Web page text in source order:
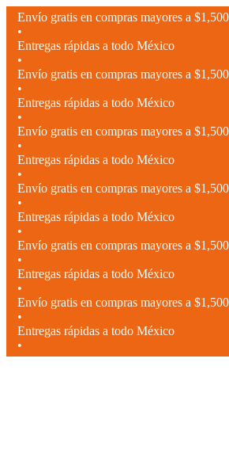
Envío gratis en compras mayores a
•
Entregas rápidas a todo México
•
Envío gratis en compras mayores a
•
Entregas rápidas a todo México
•
Envío gratis en compras mayores a
•
Entregas rápidas a todo México
•
Envío gratis en compras mayores a
•
Entregas rápidas a todo México
•
Envío gratis en compras mayores a
•
Entregas rápidas a todo México
•
Envío gratis en compras mayores a
•
Entregas rápidas a todo México
•